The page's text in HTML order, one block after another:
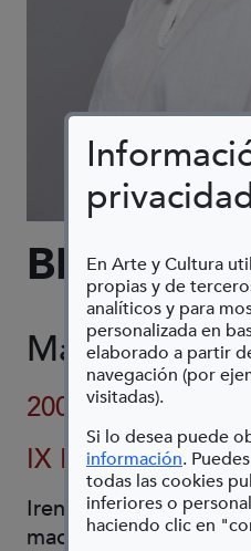
En Arte y Cultura
propias y de
analíticos y para
personalizada en
elaborado a partir
navegación (por
visitadas).
Si lo desea puede
información(Abre
.
todas las cookies
inferiores o
haciendo clic en
Madrid
2001
IX Bienal
Irene Garher (13/09/
madrileña que desde